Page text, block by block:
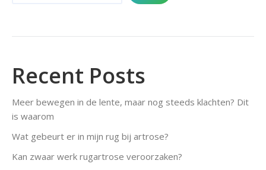
Recent Posts
Meer bewegen in de lente, maar nog steeds klachten? Dit
is waarom
Wat gebeurt er in mijn rug bij artrose?
Kan zwaar werk rugartrose veroorzaken?